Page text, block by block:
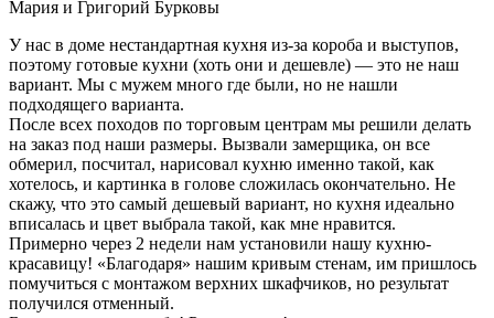
Мария и Григорий Бурковы
У нас в доме нестандартная кухня из-за короба и выступов,
поэтому готовые кухни (хоть они и дешевле) — это не наш
вариант. Мы с мужем много где были, но не нашли
подходящего варианта.
После всех походов по торговым центрам мы решили делать
на заказ под наши размеры. Вызвали замерщика, он все
обмерил, посчитал, нарисовал кухню именно такой, как
хотелось, и картинка в голове сложилась окончательно. Не
скажу, что это самый дешевый вариант, но кухня идеально
вписалась и цвет выбрала такой, как мне нравится.
Примерно через 2 недели нам установили нашу кухню-
красавицу! «Благодаря» нашим кривым стенам, им пришлось
помучиться с монтажом верхних шкафчиков, но результат
получился отменный.